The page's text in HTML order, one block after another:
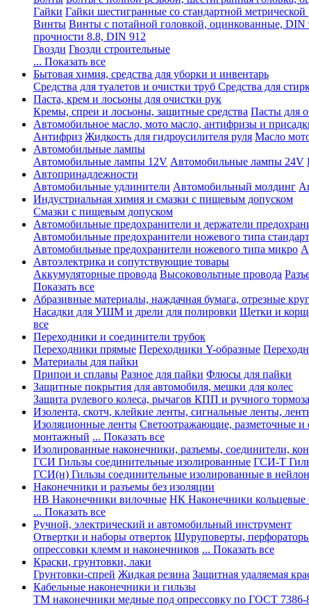
Гайки Гайки шестигранные со стандартной
Винты Винты с потайной головкой, оцинкованные, DIN
прочности 8.8, DIN 912
Гвозди Гвозди строительные
... Показать все
Бытовая химия, средства для уборки и инвентарь
Средства для туалетов и очистки труб Средства для
Паста, крем и лосьоны для очистки рук
Кремы, спреи и лосьоны, защитные средства Пасты для
Автомобильное масло, мото масло, антифризы и
Антифриз Жидкость для гидроусилителя руля Масло
Автомобильные лампы
Автомобильные лампы 12V Автомобильные лампы 24V
Автопринадлежности
Автомобильные удлинители Автомобильный молдинг
Индустриальная химия и смазки с пищевым допуском
Смазки с пищевым допуском
Автомобильные предохранители и держатели
Автомобильные предохранители ножевого типа стандарт
Автомобильные предохранители ножевого типа микро
Автоэлектрика и сопутствующие товары
Аккумуляторные провода Высоковольтные провода
Показать все
Абразивные материалы, наждачная бумага, отрезные
Насадки для УШМ и дрели для полировки Щетки и
все
Переходники и соединители трубок
Переходники прямые Переходники Y-образные
Материалы для пайки
Припои и сплавы Разное для пайки Флюсы для пайки
Защитные покрытия для автомобиля, мешки для колес
Защита рулевого колеса, рычагов КПП и ручного тормоза
Изолента, скотч, клейкие ленты, сигнальные ленты,
Изоляционные ленты Светоотражающие, разметочные и
монтажный ... Показать все
Изолированные наконечники, разъемы, соединители,
ГСИ Гильзы соединительные изолированные ГСИ-Т
ГСИ(н) Гильзы соединительные изолированные в
Наконечники и разъемы без изоляции
НВ Наконечники вилочные НК Наконечники кольцевые
... Показать все
Ручной, электрический и автомобильный инструмент
Отвертки и наборы отверток Шуруповерты,
опрессовки клемм и наконечников ... Показать все
Краски, грунтовки, лаки
Грунтовки-спрей Жидкая резина Защитная удаляемая
Кабельные наконечники и гильзы
ТМ наконечники медные под опрессовку по ГОСТ 7386-